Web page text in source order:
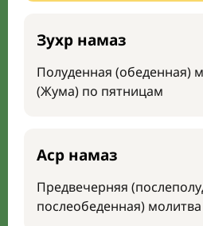
Зухр намаз
Полуденная (обеденная)
(Жума) по пятницам
Аср намаз
Предвечерняя
послеобеденная) молитва